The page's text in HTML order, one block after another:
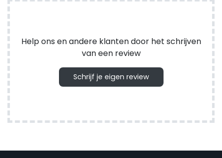
Help ons en andere klanten door het schrijven
van een review
Schrijf je eigen review